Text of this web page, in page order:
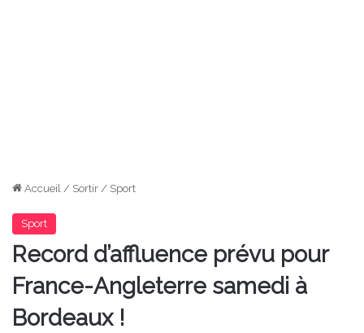
Accueil / Sortir / Sport
Sport
Record d’affluence prévu pour
France-Angleterre samedi à
Bordeaux !